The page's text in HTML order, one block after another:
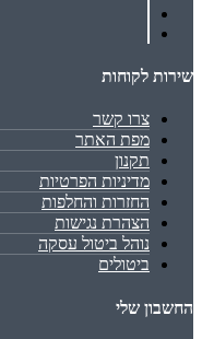
שירות לקוחות
צרו קשר
מפת האתר
תקנון
מדיניות הפרטיות
החזרות והחלפות
הצהרת נגישות
נוהל ביטול עסקה
ביטולים
החשבון שלי